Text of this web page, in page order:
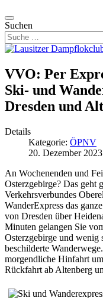
Suchen
VVO: Per
Ski- und
Dresden und
Details
Kategorie: ÖPNV
20. Dezember 2023
An Wochenenden und
Osterzgebirge? Das geht
Verkehrsverbundes
WanderExpress das
von Dresden über
Minuten gelangen Sie
Osterzgebirge und wenig
beschilderte
morgendliche Hinfahrt
Rückfahrt ab Altenberg